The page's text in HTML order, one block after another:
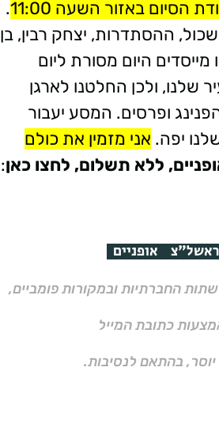
.
ההסתדרות, יצחק רבין, בן
מייסדים היום מסורת ליום
שלנו, ולכן החלטנו לארגן
ופרסים. המסע יעבור
יפה. אני מזמין את כולם
ללא תשלום, לחצו כאן:
ראשל"צ אופניים
החברתיות ובמקורות פומביים,
כתובת המייל
בהתאם לנסיבות.